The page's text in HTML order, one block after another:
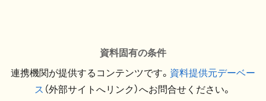
資料固有の条件
連携機関が提供するコンテンツです。 資料提供元デーベー
ス （外部サイトへリンク）へお問合せください。